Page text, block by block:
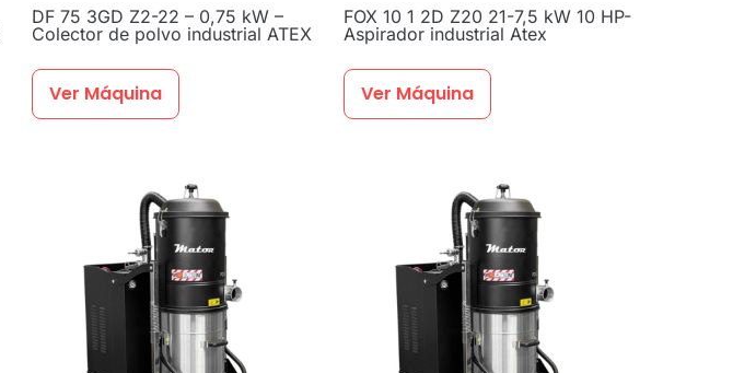
DF 75 3GD Z2-22 – 0,75 kW –
Colector de polvo industrial ATEX
Ver Máquina
FOX 10 1 2D Z20 21-7,5 kW 10 HP-
Aspirador industrial Atex
Ver Máquina